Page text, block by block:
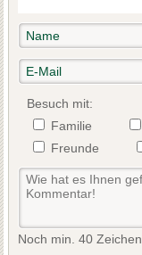
Besuch mit:
Familie
Freunde
Noch min. 40 Zeichen